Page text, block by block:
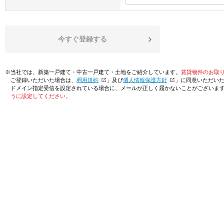
今すぐ登録する
※当社では、新築一戸建て・中古一戸建て・土地をご紹介しています。 賃貸物件のお取
ご登録いただいた場合は、「利用規約 」及び「個人情報保護方針
」に同意いただい
ドメイン指定受信を設定されている場合に、メールが正しく届かないことがございます
うに設定してください。